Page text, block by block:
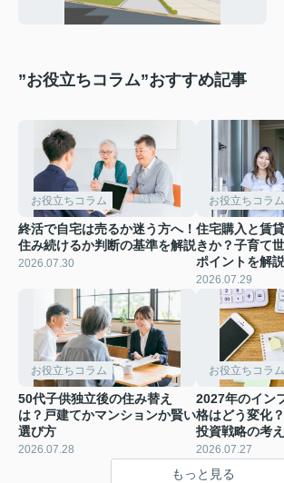
”お役立ちコラム”おすすめ記事
お役立ちコラム
終活で自宅は売るか迷う方へ！
住み続けるか判断の基準を解説
2026.07.30
お役立ちコラム
住宅購入と賃
きか？子育て
ポイントを解説
2026.07.29
お役立ちコラム
50代子供独立後の住み替え
は？戸建てかマンションか賢い
選び方
2026.07.28
お役立ちコラム
2027年のイン
格はどう変化
投資戦略の考
2026.07.27
もっと見る